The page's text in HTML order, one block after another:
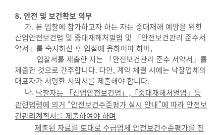
8. 안전 및 보건확보 의무
가. 본 입찰에 참가하고자 하는 자는 중대재해 예방을 위한
산업안전보건법 및 중대재해처벌법 및 「안전보건관리 준수서
약서」를 숙지하신 후 입찰에 응하여야 하며,
입찰서를 제출한 자는 「안전보건관리 준수 서약서」를
제출한 것으로 간주합니다. 다만, 계약 체결 시에는 낙찰업체의
대표자가 서명한 서약서를 제출해야 합니다.
나. 낙찰자는 「산업안전보건법」,「중대재해처벌법」등
관련법령에 의거 “안전보건수준평가 실시 안내”에 따라 안전보
건관리계획서를 제출하여야 하며
제출된 자료를 토대로 수급업체 안전보건수준평가를 진